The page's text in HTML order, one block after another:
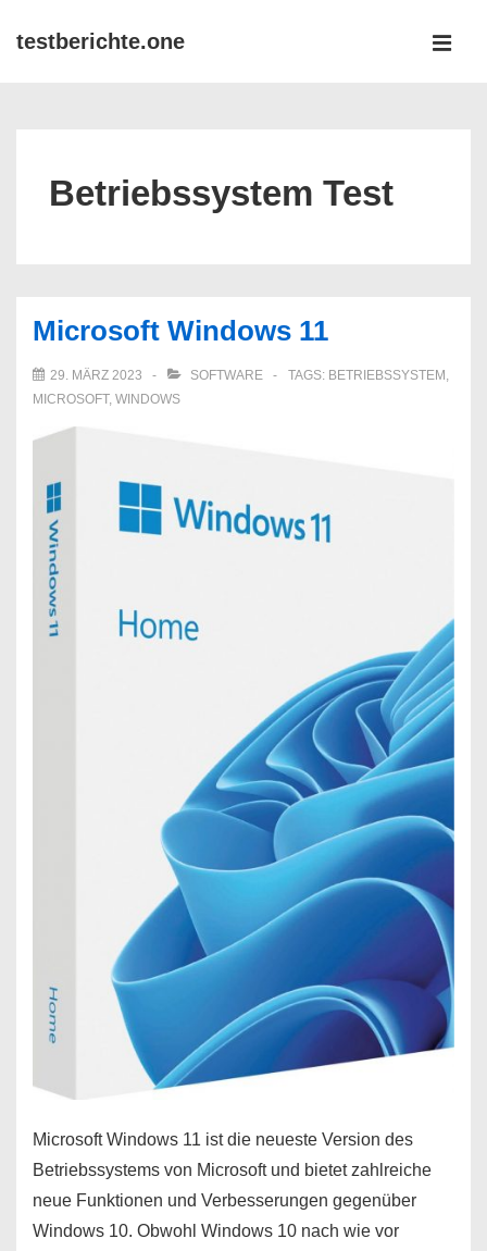
Zumtestberichte.one
Betriebssystem Test
Microsoft Windows 11
29. MÄRZ 2023 SOFTWARE TAGS: BETRIEBSSYSTEM ,
MICROSOFT, WINDOWS
Microsoft Windows 11 ist die neueste Version des
Betriebssystems von Microsoft und bietet zahlreiche
neue Funktionen und Verbesserungen gegenüber
Windows 10. Obwohl Windows 10 nach wie vor